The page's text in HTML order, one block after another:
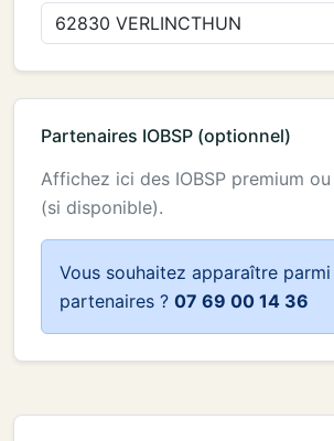
Partenaires IOBSP (optionnel)
Affichez ici des IOBSP premium
(si disponible).
Vous souhaitez apparaître
partenaires ? 07 69 00 14 36